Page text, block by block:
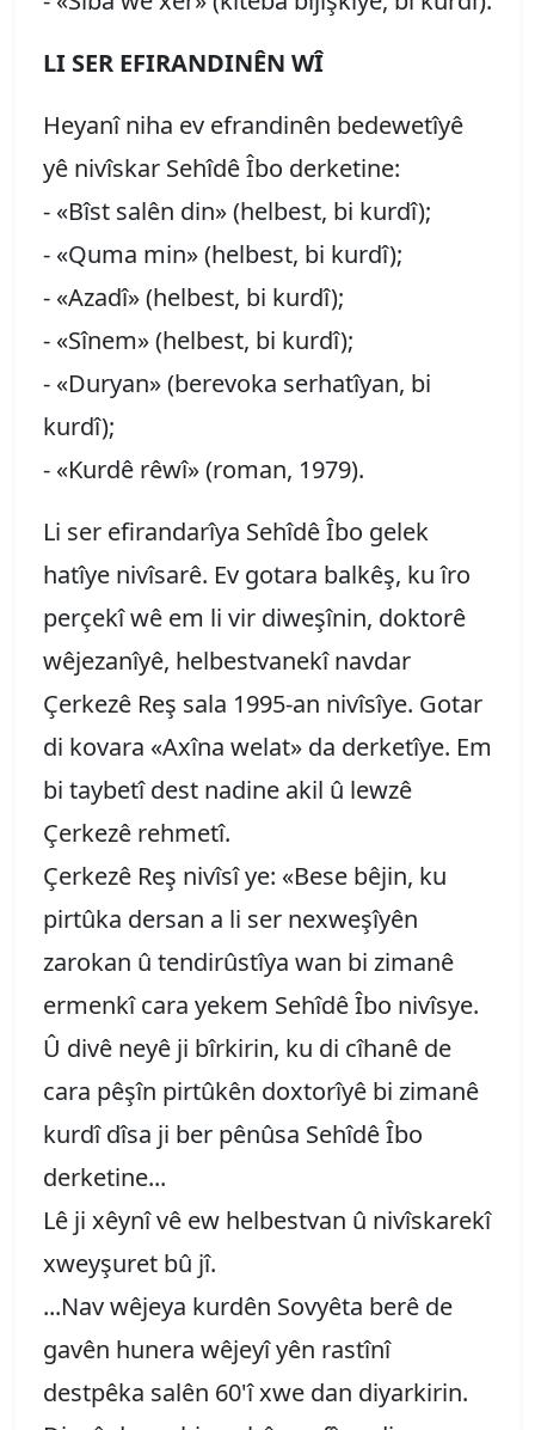
LI SER EFIRANDINÊN WÎ
Heyanî niha ev efrandinên bedewetîyê
yê nivîskar Sehîdê Îbo derketine:
- «Bîst salên din» (helbest, bi kurdî);
- «Quma min» (helbest, bi kurdî);
- «Azadî» (helbest, bi kurdî);
- «Sînem» (helbest, bi kurdî);
- «Duryan» (berevoka serhatîyan, bi
kurdî);
- «Kurdê rêwî» (roman, 1979).
Li ser efirandarîya Sehîdê Îbo gelek
hatîye nivîsarê. Ev gotara balkêş, ku îro
perçekî wê em li vir diweşînin, doktorê
wêjezanîyê, helbestvanekî navdar
Çerkezê Reş sala 1995-an nivîsîye. Gotar
di kovara «Axîna welat» da derketîye. Em
bi taybetî dest nadine akil û lewzê
Çerkezê rehmetî.
Çerkezê Reş nivîsî ye: «Bese bêjin, ku
pirtûka dersan a li ser nexweşîyên
zarokan û tendirûstîya wan bi zimanê
ermenkî cara yekem Sehîdê Îbo nivîsye.
Û divê neyê ji bîrkirin, ku di cîhanê de
cara pêşîn pirtûkên doxtorîyê bi zimanê
kurdî dîsa ji ber pênûsa Sehîdê Îbo
derketine...
Lê ji xêynî vê ew helbestvan û nivîskarekî
xweyşuret bû jî.
...Nav wêjeya kurdên Sovyêta berê de
gavên hunera wêjeyî yên rastînî
destpêka salên 60'î xwe dan diyarkirin.